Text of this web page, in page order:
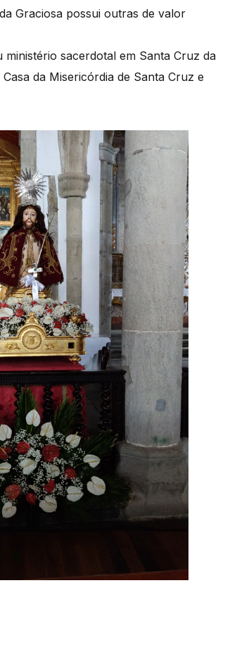
Graciosa possui outras de valor
sacerdotal em Santa Cruz da
da Misericórdia de Santa Cruz e